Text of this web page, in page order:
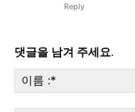
Reply
댓글을 남겨 주세요.